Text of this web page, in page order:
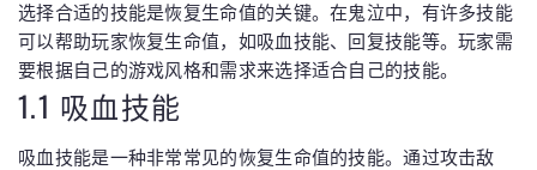
选择合适的技能是恢复生命值的关键。在鬼泣中，有许多技能
可以帮助玩家恢复生命值，如吸血技能、回复技能等。玩家需
要根据自己的游戏风格和需求来选择适合自己的技能。
1.1 吸血技能
吸血技能是一种非常常见的恢复生命值的技能。通过攻击敌